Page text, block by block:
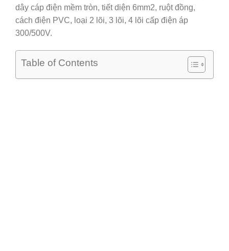
dây cáp điện mềm tròn, tiết diện 6mm2, ruột đồng,
cách điện PVC, loại 2 lõi, 3 lõi, 4 lõi cấp điện áp
300/500V.
Table of Contents